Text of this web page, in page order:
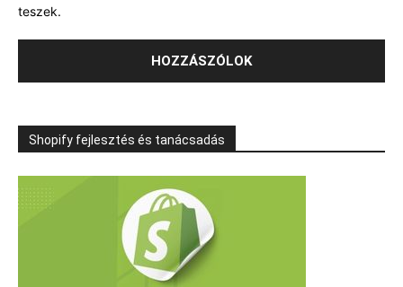
teszek.
Shopify fejlesztés és tanácsadás